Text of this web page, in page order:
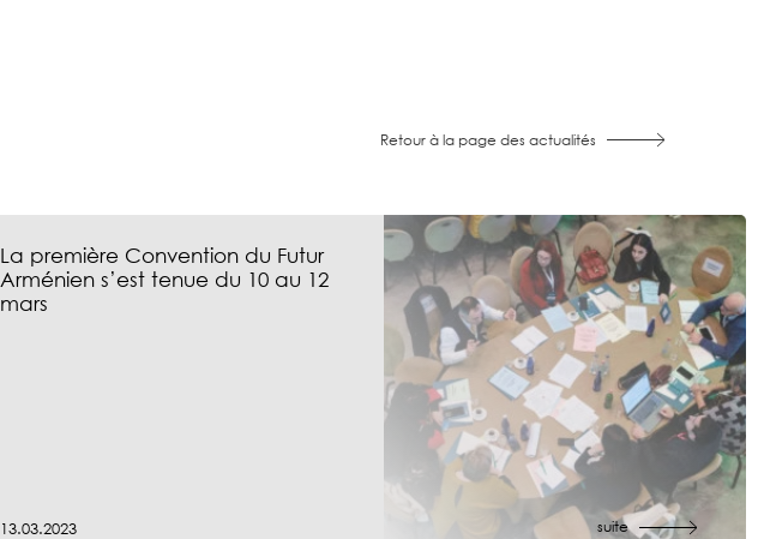
Retour à la page des actualités
La première Convention du Futur
Arménien s’est tenue du 10 au 12
mars
13.03.2023 suite